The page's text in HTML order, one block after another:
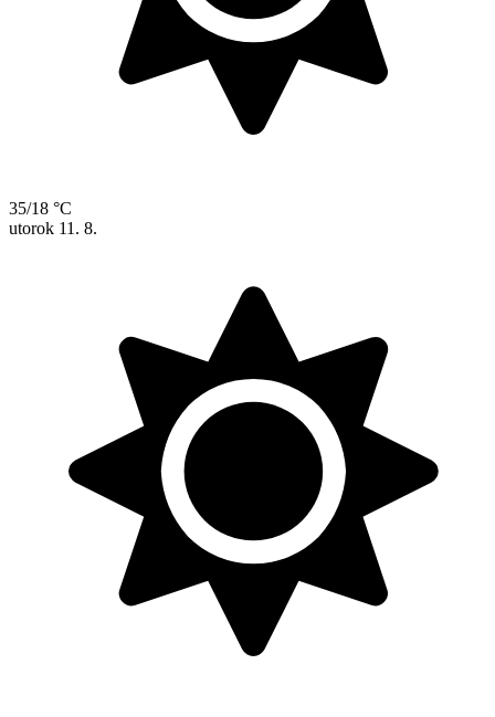
35/18 °C
utorok 11. 8.